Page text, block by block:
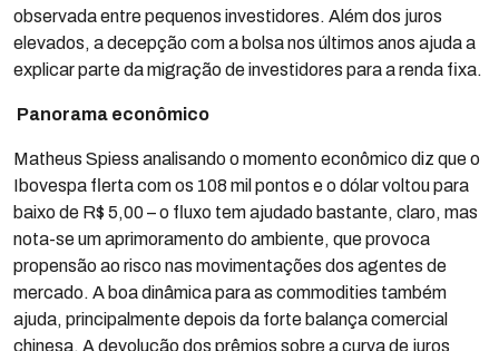
observada entre pequenos investidores. Além dos juros
elevados, a decepção com a bolsa nos últimos anos ajuda a
explicar parte da migração de investidores para a renda fixa.
Panorama econômico
Matheus Spiess analisando o momento econômico diz que o
Ibovespa flerta com os 108 mil pontos e o dólar voltou para
baixo de R$ 5,00 – o fluxo tem ajudado bastante, claro, mas
nota-se um aprimoramento do ambiente, que provoca
propensão ao risco nas movimentações dos agentes de
mercado. A boa dinâmica para as commodities também
ajuda, principalmente depois da forte balança comercial
chinesa. A devolução dos prêmios sobre a curva de juros